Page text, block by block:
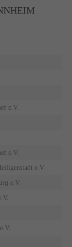
e.V.
e.V.
e.V.
e.V.